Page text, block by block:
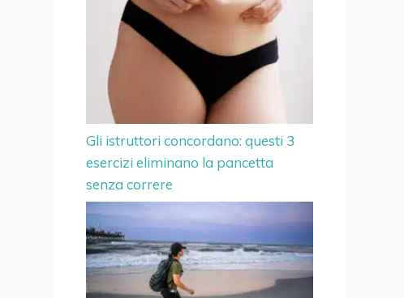
Gli istruttori concordano: questi 3
esercizi eliminano la pancetta
senza correre